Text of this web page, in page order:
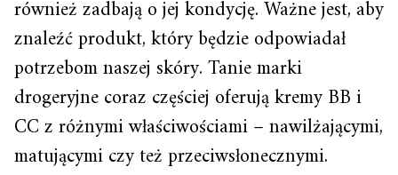
również zadbają o jej kondycję. Ważne jest, aby
znaleźć produkt, który będzie odpowiadał
potrzebom naszej skóry. Tanie marki
drogeryjne coraz częściej oferują kremy BB i
CC z różnymi właściwościami – nawilżającymi,
matującymi czy też przeciwsłonecznymi.